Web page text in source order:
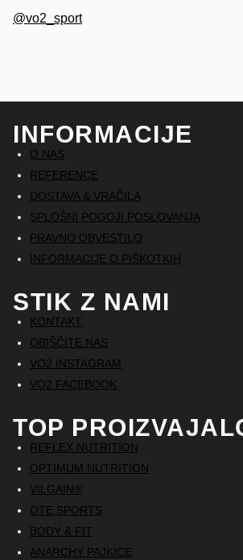
@vo2_sport
INFORMACIJE
O NAS
REFERENCE
DOSTAVA & VRAČILA
SPLOŠNI POGOJI POSLOVANJA
PRAVNO OBVESTILO
INFORMACIJE O PIŠKOTKIH
STIK Z NAMI
KONTAKT
OBIŠČITE NAS
VO2 INSTAGRAM
VO2 FACEBOOK
TOP
REFLEX NUTRITION
OPTIMUM NUTRITION
VILGAIN®
OTE SPORTS
BODY & FIT
ANARCHY PAJKICE